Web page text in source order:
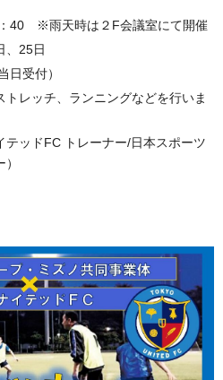
40 ※雨天時は２F会議室にて開催
、25日
日受付）
レッチ、ランニングなどを行いま
ッドFC トレーナー/日本スポーツ